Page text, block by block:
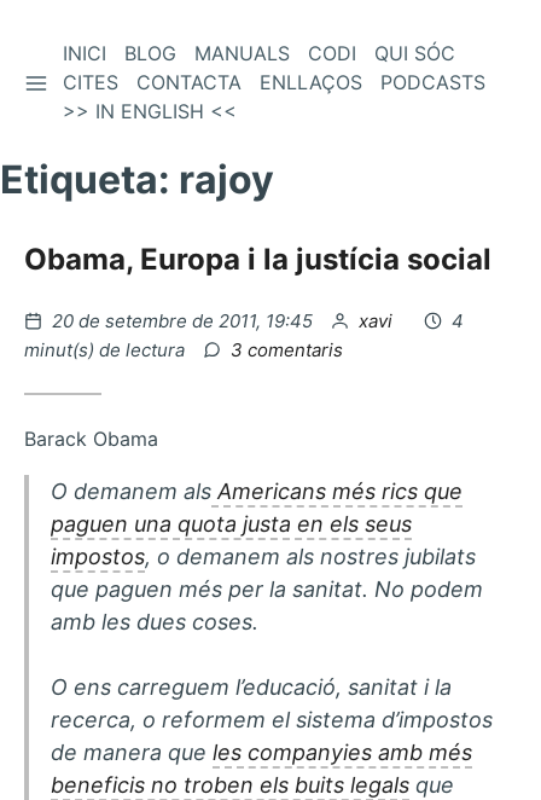
contingut
BARRA LATERAL
INICI BLOG MANUALS CODI
QUI SÓC
CITES
CONTACTA ENLLAÇOS
PODCASTS
>> IN ENGLISH <<
Etiqueta: rajoy
Obama, Europa i la justícia social
Publicat
el
20 de setembre de 2011, 19:45 per
xavi
4
minut(s) de lectura
3 comentaris
justícia
social
Barack Obama
O demanem alsAmericans més rics que
paguen una quota justa en els seus
impostos, o demanem als nostres jubilats
que paguen més per la sanitat. No podem
amb les dues coses.
O ens carreguem l’educació, sanitat i la
recerca, o reformem el sistema d’impostos
de manera que les companyies amb més
beneficis no troben els buits legalsque